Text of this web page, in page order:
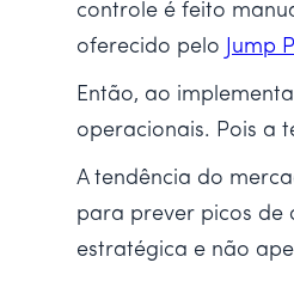
controle é feito
oferecido pelo
Jump
Então, ao
operacionais. Pois a
A tendência do
para prever picos de
estratégica e não